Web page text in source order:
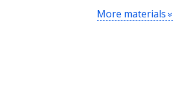
More materials»